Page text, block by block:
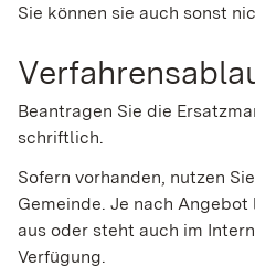
Sie können sie auch sonst
Beantragen Sie die
schriftlich.
Sofern vorhanden, nutzen
Gemeinde. Je nach
aus oder steht auch im
Verfügung.